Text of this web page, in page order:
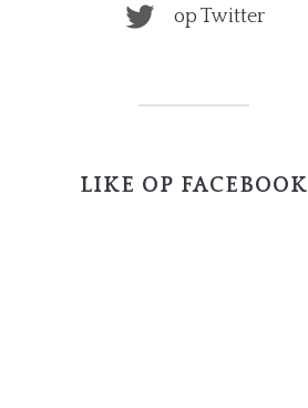
op Twitter
LIKE OP FACEBOOK